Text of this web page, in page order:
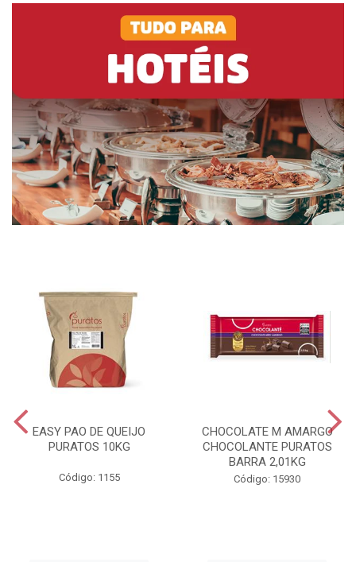
EASY PAO DE QUEIJO
PURATOS 10KG
Código: 1155
CHOCOLATE M AMARGO
CHOCOLANTE PURATOS
BARRA 2,01KG
Código: 15930